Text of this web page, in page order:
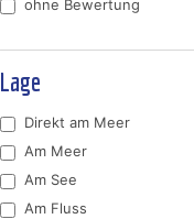
ohne Bewertung
Lage
Direkt am Meer
Am Meer
Am See
Am Fluss